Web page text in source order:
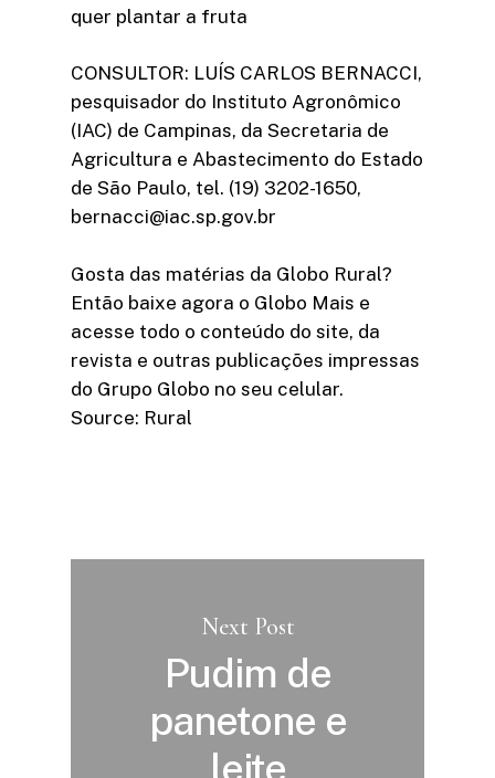
quer plantar a fruta
CONSULTOR: LUÍS CARLOS BERNACCI,
pesquisador do Instituto Agronômico
(IAC) de Campinas, da Secretaria de
Agricultura e Abastecimento do Estado
de São Paulo, tel. (19) 3202-1650,
bernacci@iac.sp.gov.br
Gosta das matérias da Globo Rural?
Então baixe agora o Globo Mais e
acesse todo o conteúdo do site, da
revista e outras publicações impressas
do Grupo Globo no seu celular.
Source: Rural
Next Post
Pudim de
panetone e
leite